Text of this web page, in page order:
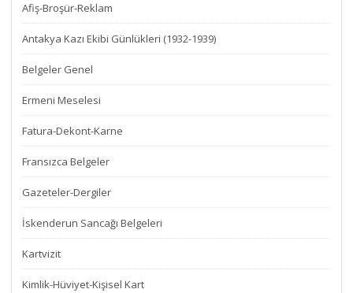
Afiş-Broşür-Reklam
Antakya Kazı Ekibi Günlükleri (1932-1939)
Belgeler Genel
Ermeni Meselesi
Fatura-Dekont-Karne
Fransızca Belgeler
Gazeteler-Dergiler
İskenderun Sancağı Belgeleri
Kartvizit
Kimlik-Hüviyet-Kişisel Kart